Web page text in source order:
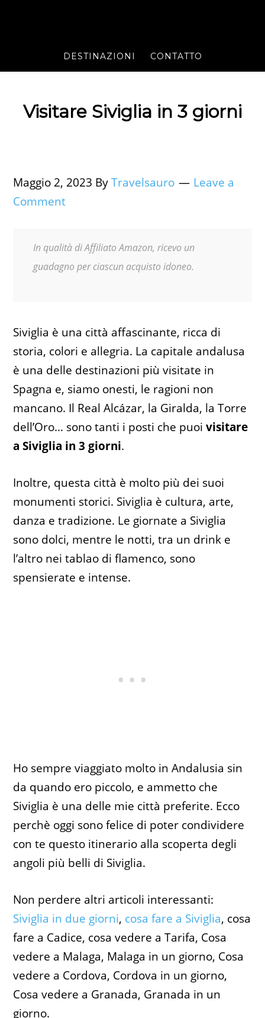
DESTINAZIONI CONTATTO
Visitare Siviglia in 3 giorni
Maggio 2, 2023 ByTravelsauro
Leave a
Comment
In qualità di Affiliato Amazon, ricevo un
guadagno per ciascun acquisto idoneo.
Siviglia è una città affascinante, ricca di
storia, colori e allegria. La capitale andalusa
è una delle destinazioni più visitate in
Spagna e, siamo onesti, le ragioni non
mancano. Il Real Alcázar, la Giralda, la Torre
dell’Oro… sono tanti i posti che puoivisitare
a Siviglia in 3 giorni.
Inoltre, questa città è molto più dei suoi
monumenti storici. Siviglia è cultura, arte,
danza e tradizione. Le giornate a Siviglia
sono dolci, mentre le notti, tra un drink e
l’altro nei tablao di flamenco, sono
spensierate e intense.
Ho sempre viaggiato molto in Andalusia sin
da quando ero piccolo, e ammetto che
Siviglia è una delle mie città preferite. Ecco
perchè oggi sono felice di poter condividere
con te questo itinerario alla scoperta degli
angoli più belli di Siviglia.
Non perdere altri articoli interessanti:
Siviglia in due giorni, cosa fare a Siviglia, cosa
fare a Cadice, cosa vedere a Tarifa, Cosa
vedere a Malaga, Malaga in un giorno, Cosa
vedere a Cordova, Cordova in un giorno,
Cosa vedere a Granada, Granada in un
giorno.